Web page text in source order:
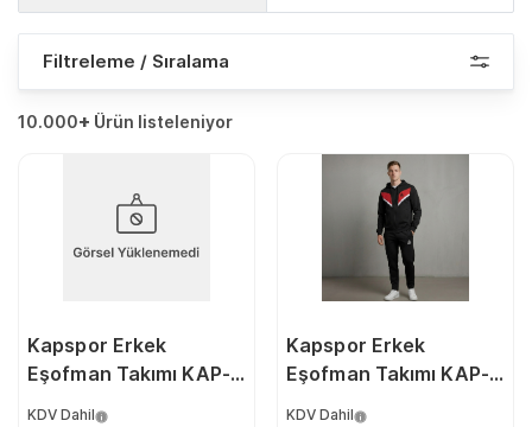
Filtreleme / Sıralama
10.000+ Ürün listeleniyor
Kapspor Erkek
Eşofman Takımı KAP-
KDV Dahil
Kapspor Erkek
Eşofman Takımı KAP-
KDV Dahil